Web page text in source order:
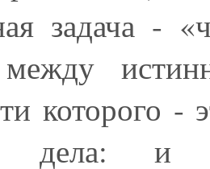
задача -
которого -
дела: и